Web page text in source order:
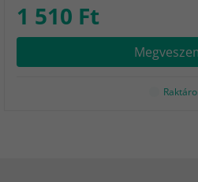
1 510 Ft